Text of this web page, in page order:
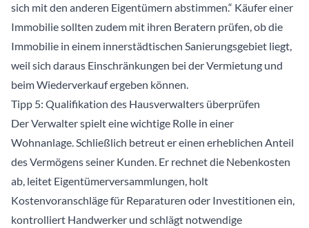
sich mit den anderen Eigentümern abstimmen.“ Käufer einer
Immobilie sollten zudem mit ihren Beratern prüfen, ob die
Immobilie in einem innerstädtischen Sanierungsgebiet liegt,
weil sich daraus Einschränkungen bei der Vermietung und
beim Wiederverkauf ergeben können.
Tipp 5: Qualifikation des Hausverwalters überprüfen
Der Verwalter spielt eine wichtige Rolle in einer
Wohnanlage. Schließlich betreut er einen erheblichen Anteil
des Vermögens seiner Kunden. Er rechnet die Nebenkosten
ab, leitet Eigentümerversammlungen, holt
Kostenvoranschläge für Reparaturen oder Investitionen ein,
kontrolliert Handwerker und schlägt notwendige